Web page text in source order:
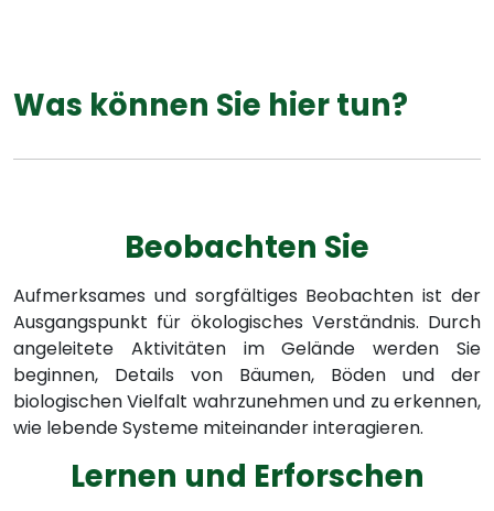
Was können Sie hier tun?
Beobachten Sie
Aufmerksames und sorgfältiges Beobachten ist der
Ausgangspunkt für ökologisches Verständnis. Durch
angeleitete Aktivitäten im Gelände werden Sie
beginnen, Details von Bäumen, Böden und der
biologischen Vielfalt wahrzunehmen und zu erkennen,
wie lebende Systeme miteinander interagieren.
Lernen und Erforschen